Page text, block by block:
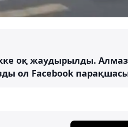
оқ жаудырылды.
ол Facebook